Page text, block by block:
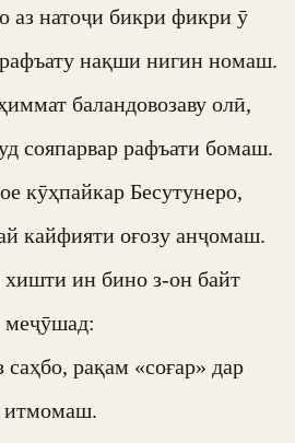
аз натоҷи бикри фикри ӯ
нақши нигин номаш.
баландовозаву олӣ,
сояпарвар рафъати бомаш.
кӯҳпайкар Бесутунеро,
кайфияти оғозу анҷомаш.
хишти ин бино з-он байт
меҷӯшад:
саҳбо, рақам «соғар» дар
итмомаш.